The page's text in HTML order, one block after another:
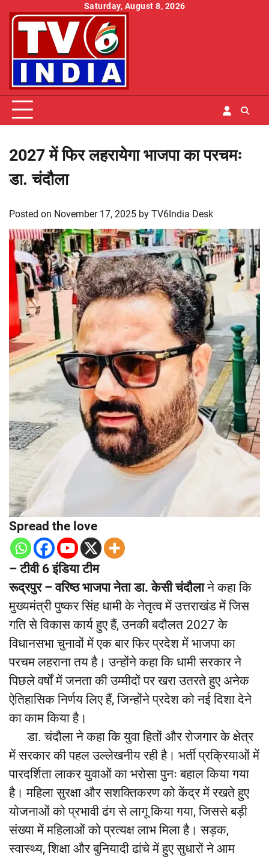
Skip
Saturday, August 8, 2026
2027 में फिर लहरायेगा भाजपा का परचमः
डा. चंदौला
Posted on November 17, 2025 by TV6India Desk
Spread the love
– टीवी 6 इंडिया टीम
रूद्रपुर – वरिष्ठ भाजपा नेता डा. केसी चंदौलाने कहा कि
मुख्यमंत्री पुष्कर सिंह धामी के नेतृत्व में उत्तराखंड में जिस
गति से विकास कार्य हुए हैं, उनकी बदौलत 2027 के
विधानसभा चुनावों में एक बार फिर प्रदेश में भाजपा का
परचम लहराना तय है। उन्होंने कहा कि धामी सरकार ने
पिछले वर्षों में जनता की उम्मीदों पर खरा उतरते हुए अनेक
ऐतिहासिक निर्णय लिए हैं, जिन्होंने प्रदेश को नई दिशा देने
का काम किया है।
डा. चंदौला ने कहा कि युवा हितों और रोजगार के क्षेत्र
में सरकार की पहल उल्लेखनीय रही है। भर्ती प्रक्रियाओं में
पारदर्शिता लाकर युवाओं का भरोसा पुनः बहाल किया गया
है। महिला सुरक्षा और सशक्तिकरण को केंद्र में रखते हुए
योजनाओं को प्रभावी ढंग से लागू किया गया, जिससे बड़ी
संख्या में महिलाओं को प्रत्यक्ष लाभ मिला है। सड़क,
स्वास्थ्य, शिक्षा और बुनियादी ढांचे में हुए सुधारों ने आम